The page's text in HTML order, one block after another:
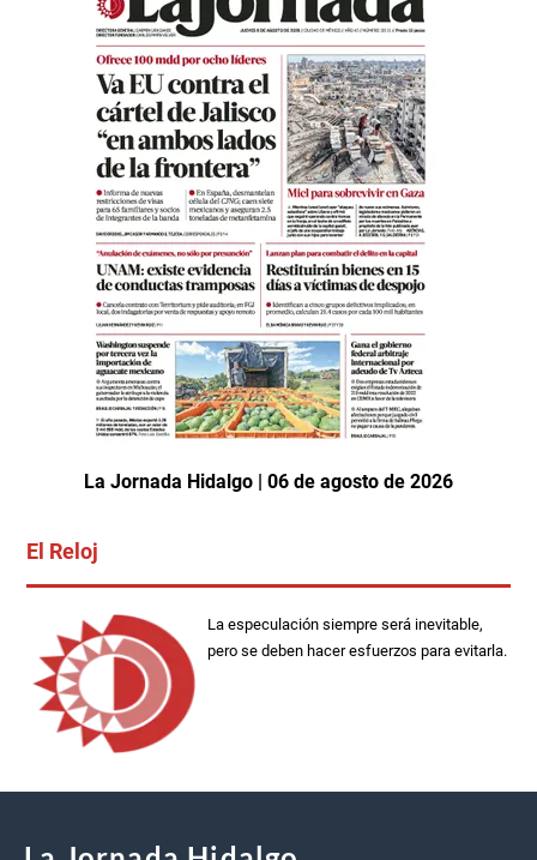
La Jornada Hidalgo | 06 de agosto de 2026
El Reloj
La especulación siempre será inevitable,
pero se deben hacer esfuerzos para evitarla.